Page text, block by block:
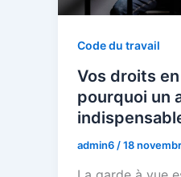
Code du travail
Vos droits
pourquoi un
admin6 /18